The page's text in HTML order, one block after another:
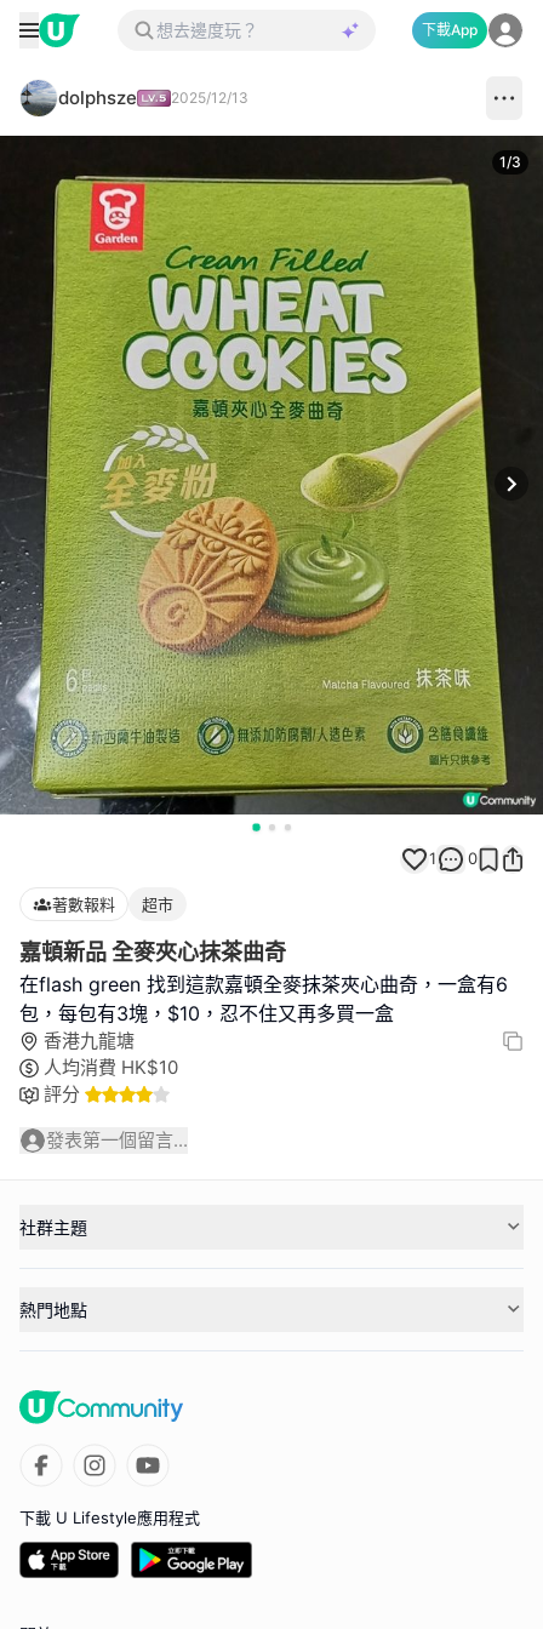
下載App
dolphsze 2025/12/13
1/3
1 0
著數報料 超市
嘉頓新品 全麥夾心抹茶曲奇
在flash green 找到這款嘉頓全麥抹茶夾心曲奇，一盒有6
包，每包有3塊，$10，忍不住又再多買一盒
香港九龍塘
人均消費 HK$10
評分
發表第一個留言...
社群主題
熱門地點
下載 U Lifestyle應用程式